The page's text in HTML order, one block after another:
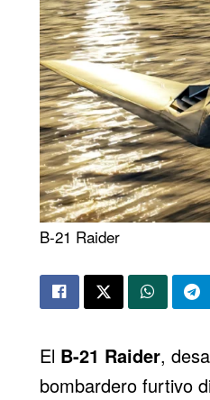
B-21 Raider
El B-21 Raider,
bombardero furtivo